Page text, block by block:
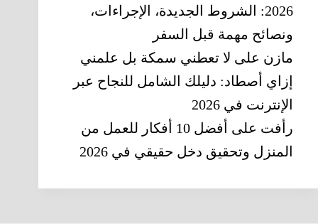
2026: الشروط الجديدة، الإجراءات،
ونصائح مهمة قبل السفر
مازن على لا تعطني سمكة بل علمني
إزاي أصطاد: دليلك الشامل للنجاح عبر
الإنترنت في 2026
رأفت على
أفضل 10 أفكار للعمل من
المنزل وتحقيق دخل حقيقي في 2026